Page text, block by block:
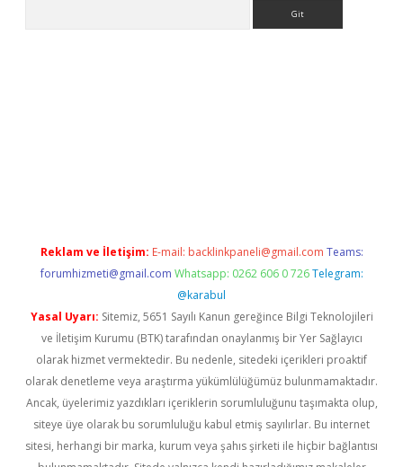
Reklam ve İletişim: E-mail: backlinkpaneli@gmail.com Teams:
forumhizmeti@gmail.com Whatsapp: 0262 606 0 726 Telegram:
@karabul
Yasal Uyarı: Sitemiz, 5651 Sayılı Kanun gereğince Bilgi Teknolojileri
ve İletişim Kurumu (BTK) tarafından onaylanmış bir Yer Sağlayıcı
olarak hizmet vermektedir. Bu nedenle, sitedeki içerikleri proaktif
olarak denetleme veya araştırma yükümlülüğümüz bulunmamaktadır.
Ancak, üyelerimiz yazdıkları içeriklerin sorumluluğunu taşımakta olup,
siteye üye olarak bu sorumluluğu kabul etmiş sayılırlar. Bu internet
sitesi, herhangi bir marka, kurum veya şahıs şirketi ile hiçbir bağlantısı